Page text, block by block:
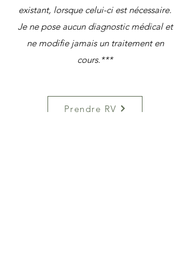
existant, lorsque celui-ci est nécessaire.
Je ne pose aucun diagnostic médical et
ne modifie jamais un traitement en
cours.***
Prendre RV